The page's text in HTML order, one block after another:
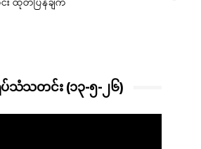
ပ်သံသတင်း (၁၃-၅-၂၆)